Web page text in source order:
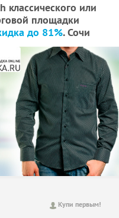
или
площадки
до 81%. Сочи
Купи первым!